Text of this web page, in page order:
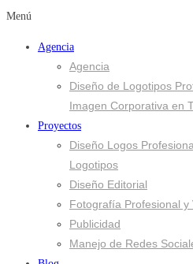
Menú
Agencia
Agencia
Diseño de Logotipos
Imagen Corporativa en
Proyectos
Diseño Logos
Logotipos
Diseño Editorial
Fotografía Profesional y
Publicidad
Manejo de Redes